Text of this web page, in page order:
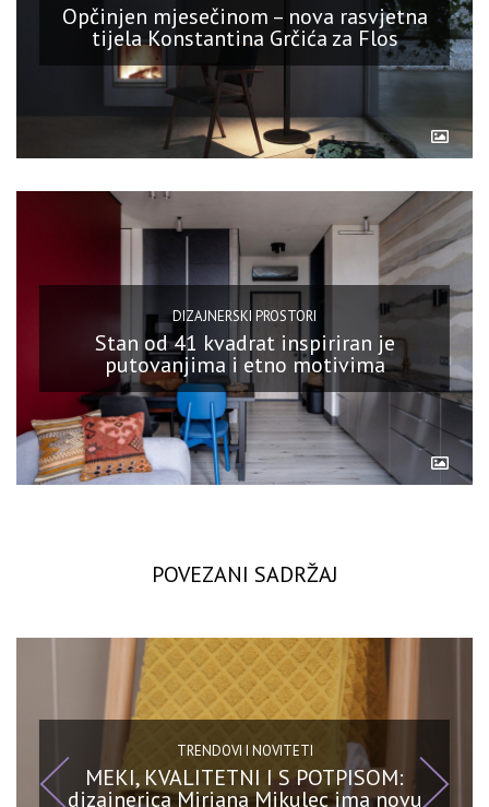
Opčinjen mjesečinom – nova rasvjetna
tijela Konstantina Grčića za Flos
DIZAJNERSKI PROSTORI
Stan od 41 kvadrat inspiriran je
putovanjima i etno motivima
POVEZANI SADRŽAJ
TRENDOVI I NOVITETI
MEKI, KVALITETNI I S POTPISOM:
dizajnerica Mirjana Mikulec ima novu